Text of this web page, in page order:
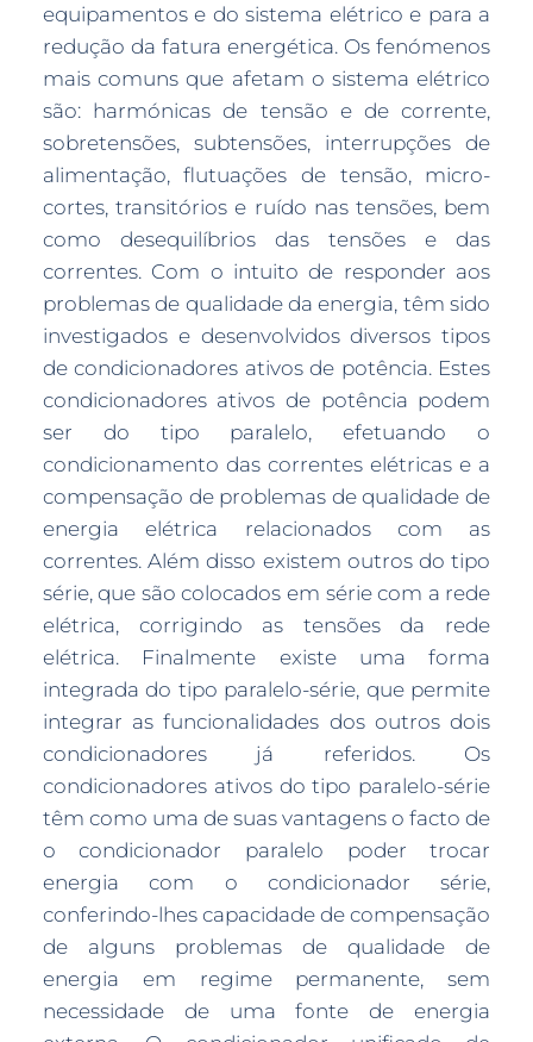
equipamentos e do sistema elétrico e para a
redução da fatura energética. Os fenómenos
mais comuns que afetam o sistema elétrico
são: harmónicas de tensão e de corrente,
sobretensões, subtensões, interrupções de
alimentação, flutuações de tensão, micro-
cortes, transitórios e ruído nas tensões, bem
como desequilíbrios das tensões e das
correntes. Com o intuito de responder aos
problemas de qualidade da energia, têm sido
investigados e desenvolvidos diversos tipos
de condicionadores ativos de potência. Estes
condicionadores ativos de potência podem
ser do tipo paralelo, efetuando o
condicionamento das correntes elétricas e a
compensação de problemas de qualidade de
energia elétrica relacionados com as
correntes. Além disso existem outros do tipo
série, que são colocados em série com a rede
elétrica, corrigindo as tensões da rede
elétrica. Finalmente existe uma forma
integrada do tipo paralelo-série, que permite
integrar as funcionalidades dos outros dois
condicionadores já referidos. Os
condicionadores ativos do tipo paralelo-série
têm como uma de suas vantagens o facto de
o condicionador paralelo poder trocar
energia com o condicionador série,
conferindo-lhes capacidade de compensação
de alguns problemas de qualidade de
energia em regime permanente, sem
necessidade de uma fonte de energia